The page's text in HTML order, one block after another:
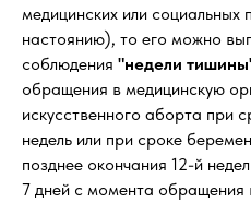
медицинских или
настоянию), то его можно
соблюдения "недели
обращения в медицинскую
искусственного аборта при
недель или при сроке
позднее окончания 12-й
7 дней с момента обращения